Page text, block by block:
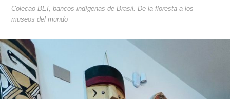
Colecao BEI, bancos indígenas de Brasil. De la floresta a los
museos del mundo